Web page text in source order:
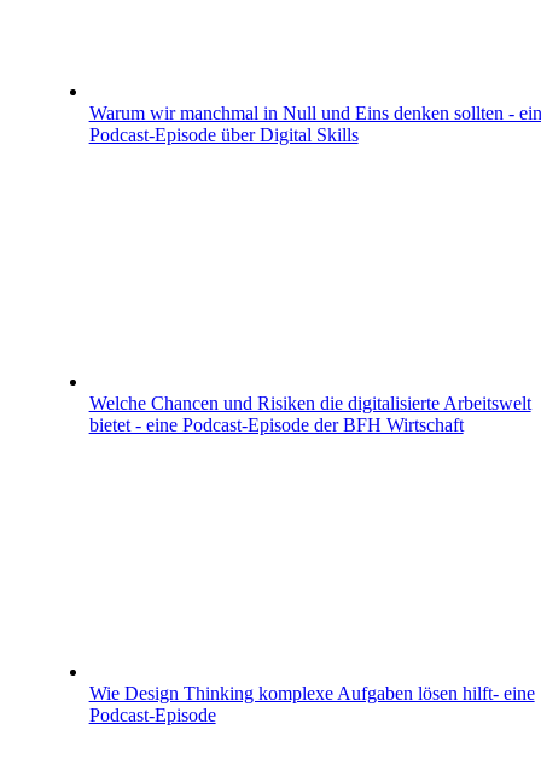
Warum wir manchmal in Null und Eins denken sollten -
Podcast-Episode über Digital Skills
Welche Chancen und Risiken die digitalisierte Arbeitswelt
bietet - eine Podcast-Episode der BFH Wirtschaft
Wie Design Thinking komplexe Aufgaben lösen hilft- eine
Podcast-Episode